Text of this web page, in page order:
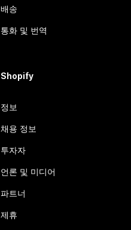
배송
통화 및 번역
Shopify
정보
채용 정보
투자자
언론 및 미디어
파트너
제휴